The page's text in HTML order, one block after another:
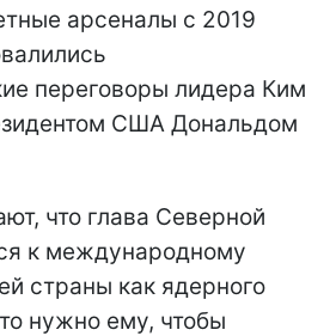
арсеналы с 2019
переговоры лидера Ким
США Дональдом
что глава Северной
к международному
страны как ядерного
нужно ему, чтобы